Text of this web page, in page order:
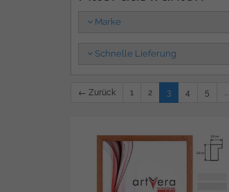
Marke
Schnelle Lieferung
← Zurück 1 2 3 4 5 ...